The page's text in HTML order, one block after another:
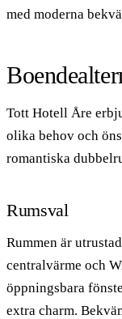
med moderna
Tott Hotell Åre
olika behov och
romantiska
Rumsval
Rummen är
centralvärme och
öppningsbara
extra charm.